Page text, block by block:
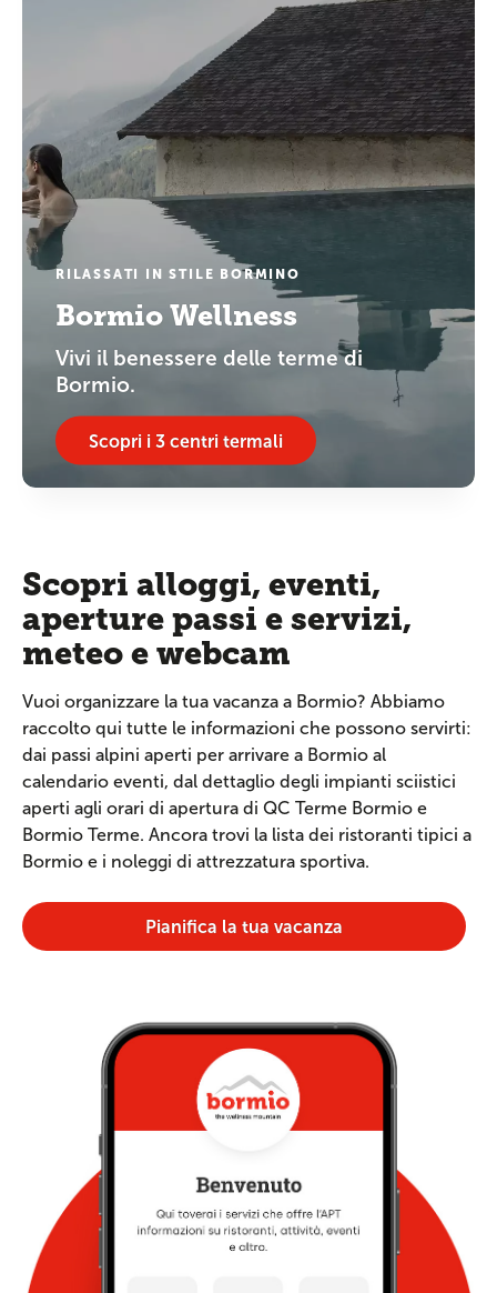
RILASSATI IN STILE BORMINO
Bormio Wellness
Vivi il benessere delle terme di
Bormio.
Scopri i 3 centri termali
Scopri alloggi, eventi,
aperture passi e servizi,
meteo e webcam
Vuoi organizzare la tua vacanza a Bormio? Abbiamo
raccolto qui tutte le informazioni che possono servirti:
dai passi alpini aperti per arrivare a Bormio al
calendario eventi, dal dettaglio degli impianti sciistici
aperti agli orari di apertura di QC Terme Bormio e
Bormio Terme. Ancora trovi la lista dei ristoranti tipici a
Bormio e i noleggi di attrezzatura sportiva.
Pianifica la tua vacanza